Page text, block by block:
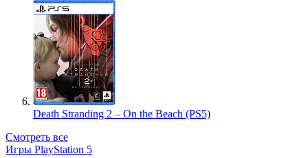
Death Stranding 2 – On the Beach (PS5)
Смотреть все
Игры PlayStation 5